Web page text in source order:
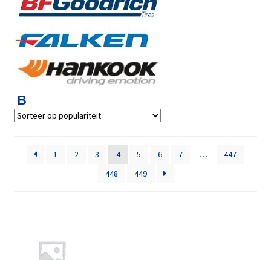
B
1 2 3 4 5 6 7 …
447
448
449